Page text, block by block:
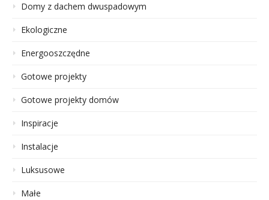
Domy z dachem dwuspadowym
Ekologiczne
Energooszczędne
Gotowe projekty
Gotowe projekty domów
Inspiracje
Instalacje
Luksusowe
Małe